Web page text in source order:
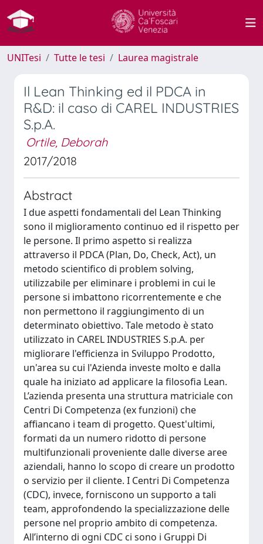
UNITesi Tutte le tesi Laurea magistrale
Il Lean Thinking ed il PDCA in
R&D: il caso di CAREL INDUSTRIES
S.p.A.
Ortile, Deborah
2017/2018
Abstract
I due aspetti fondamentali del Lean Thinking
sono il miglioramento continuo ed il rispetto per
le persone. Il primo aspetto si realizza
attraverso il PDCA (Plan, Do, Check, Act), un
metodo scientifico di problem solving,
utilizzabile per eliminare i problemi in cui le
persone si imbattono ricorrentemente e che
non permettono il raggiungimento di un
determinato obiettivo. Tale metodo è stato
utilizzato in CAREL INDUSTRIES S.p.A. per
migliorare l'efficienza in Sviluppo Prodotto,
un'area su cui l'Azienda investe molto e dalla
quale ha iniziato ad applicare la filosofia Lean.
L’azienda presenta una struttura matriciale con
Centri Di Competenza (ex funzioni) che
affiancano i team di progetto. Quest'ultimi,
formati da un numero ridotto di persone
multifunzionali proveniente dalle diverse aree
aziendali, hanno lo scopo di creare un prodotto
o servizio per il cliente. I Centri Di Competenza
(CDC), invece, forniscono un supporto a tali
team, approfondendo la specializzazione delle
persone nel proprio ambito di competenza.
All’interno di ogni CDC ci sono i Gruppi Di